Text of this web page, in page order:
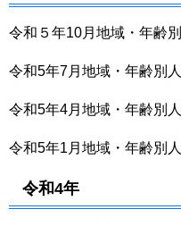
令和５年10月地域・年齢
令和5年7月地域・年齢別
令和5年4月地域・年齢別
令和5年1月地域・年齢別
令和4年